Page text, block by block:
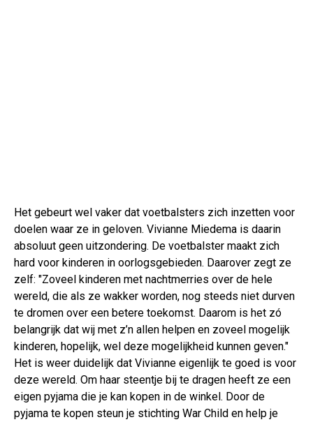
Het gebeurt wel vaker dat voetbalsters zich inzetten voor
doelen waar ze in geloven. Vivianne Miedema is daarin
absoluut geen uitzondering. De voetbalster maakt zich
hard voor kinderen in oorlogsgebieden. Daarover zegt ze
zelf: "Zoveel kinderen met nachtmerries over de hele
wereld, die als ze wakker worden, nog steeds niet durven
te dromen over een betere toekomst. Daarom is het zó
belangrijk dat wij met z’n allen helpen en zoveel mogelijk
kinderen, hopelijk, wel deze mogelijkheid kunnen geven."
Het is weer duidelijk dat Vivianne eigenlijk te goed is voor
deze wereld. Om haar steentje bij te dragen heeft ze een
eigen pyjama die je kan kopen in de winkel. Door de
pyjama te kopen steun je stichting War Child en help je